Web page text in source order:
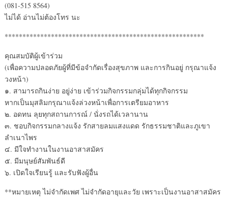
(081-515 8564)
ไม่ได้ อ่านไม่ต้องโทร นะ
********************************************************
คุณสมบัติผู้เข้าร่วม
(เพื่อความปลอดภัยผู้ที่มีข้อจำกัดเรื่องสุขภาพ และการกินอยู่ กรุณาแจ้ง
วงหน้า)
๑. สามารถกินง่าย อยู่ง่าย เข้าร่วมกิจกรรมกลุ่มได้ทุกกิจกรรม
หากเป็นมุสลิมกรุณาแจ้งล่วงหน้าเพื่อการเตรียมอาหาร
๒. อดทน ลุยทุกสถานการณ์ / นั่งรถได้เวลานาน
๓. ชอบกิจกรรมกลางแจ้ง รักสายลมแสงแดด รักธรรมชาติและภูเขา
ลำเนาไพร
๔. มีใจทำงานในงานอาสาสมัคร
๕. มีมนุษย์สัมพันธ์ดี
๖. เปิดใจเรียนรู้ และรับฟังผู้อื่น
**หมายเหตุ ไม่จำกัดเพศ ไม่จำกัดอายุและวัย เพราะเป็นงานอาสาสมัคร